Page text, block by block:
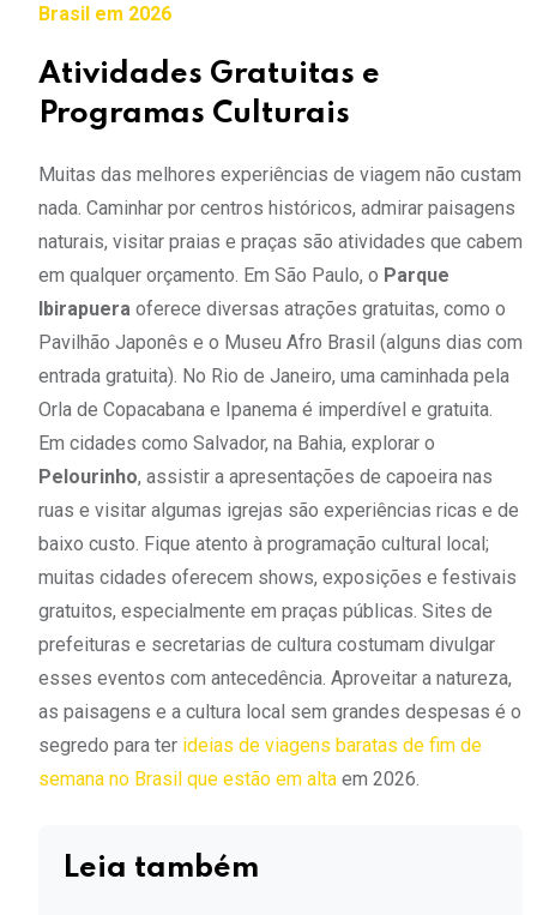
Brasil em 2026
Atividades Gratuitas e
Programas Culturais
Muitas das melhores experiências de viagem não custam
nada. Caminhar por centros históricos, admirar paisagens
naturais, visitar praias e praças são atividades que cabem
em qualquer orçamento. Em São Paulo, o Parque
Ibirapuera oferece diversas atrações gratuitas, como o
Pavilhão Japonês e o Museu Afro Brasil (alguns dias com
entrada gratuita). No Rio de Janeiro, uma caminhada pela
Orla de Copacabana e Ipanema é imperdível e gratuita.
Em cidades como Salvador, na Bahia, explorar o
Pelourinho, assistir a apresentações de capoeira nas
ruas e visitar algumas igrejas são experiências ricas e de
baixo custo. Fique atento à programação cultural local;
muitas cidades oferecem shows, exposições e festivais
gratuitos, especialmente em praças públicas. Sites de
prefeituras e secretarias de cultura costumam divulgar
esses eventos com antecedência. Aproveitar a natureza,
as paisagens e a cultura local sem grandes despesas é o
segredo para ter ideias de viagens baratas de fim de
semana no Brasil que estão em alta em 2026.
Leia também